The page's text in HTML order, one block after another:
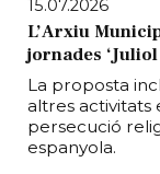
15.07.2026
L’Arxiu
jornades ‘Juliol
La proposta
altres activitats
persecució
espanyola.